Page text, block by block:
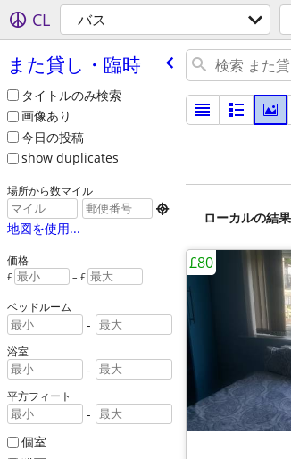
CL バス
また貸し・臨時
タイトルのみ検索
画像あり
今日の投稿
show duplicates
場所から数マイル

地図を使用...
価格
£ – £
ベッドルーム
-
浴室
-
平方フィート
-
個室
ローカルの結
£80